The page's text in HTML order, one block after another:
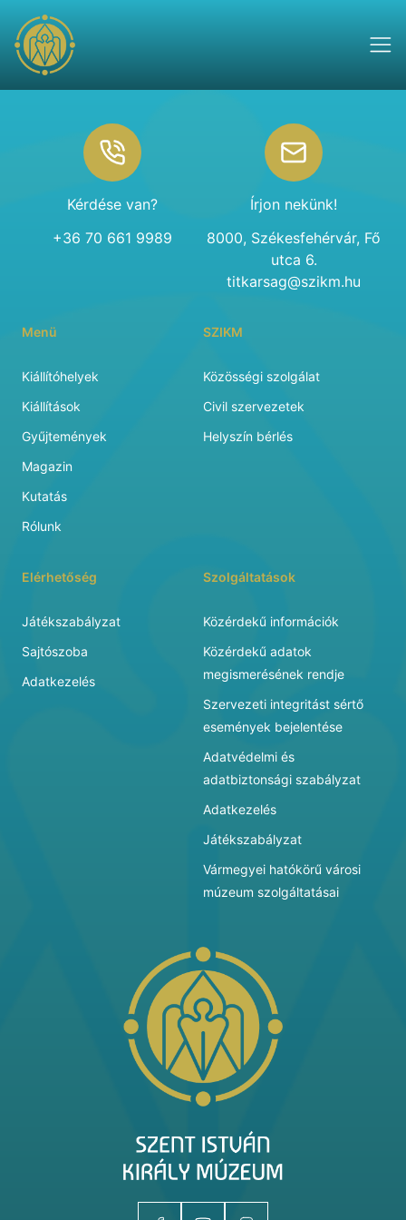
Kérdése van?
+36 70 661 9989
Írjon nekünk!
8000, Székesfehérvár, Fő
utca 6.
titkarsag@szikm.hu
Menü
Kiállítóhelyek
Kiállítások
Gyűjtemények
Magazin
Kutatás
Rólunk
SZIKM
Közösségi szolgálat
Civil szervezetek
Helyszín bérlés
Elérhetőség
Játékszabályzat
Sajtószoba
Adatkezelés
Szolgáltatások
Közérdekű információk
Közérdekű adatok
megismerésének rendje
Szervezeti integritást sértő
események bejelentése
Adatvédelmi és
adatbiztonsági szabályzat
Adatkezelés
Játékszabályzat
Vármegyei hatókörű városi
múzeum szolgáltatásai